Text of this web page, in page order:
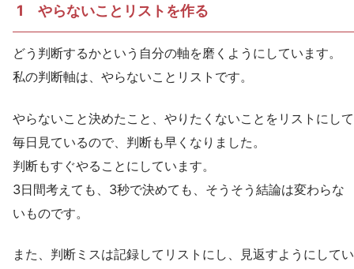
1 やらないことリストを作る
どう判断するかという自分の軸を磨くようにしています。
私の判断軸は、やらないことリストです。
やらないこと決めたこと、やりたくないことをリストにして
毎日見ているので、判断も早くなりました。
判断もすぐやることにしています。
3日間考えても、3秒で決めても、そうそう結論は変わらな
いものです。
また、判断ミスは記録してリストにし、見返すようにしてい